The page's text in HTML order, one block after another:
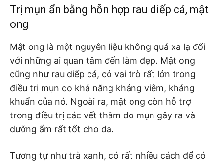
Trị mụn ẩn bằng hỗn hợp rau diếp cá, mật
ong
Mật ong là một nguyên liệu không quá xa lạ đối
với những ai quan tâm đến làm đẹp. Mật ong
cũng như rau diếp cá, có vai trò rất lớn trong
điều trị mụn do khả năng kháng viêm, kháng
khuẩn của nó. Ngoài ra, mật ong còn hỗ trợ
trong điều trị các vết thâm do mụn gây ra và
dưỡng ẩm rất tốt cho da.
Tương tự như trà xanh, có rất nhiều cách để có